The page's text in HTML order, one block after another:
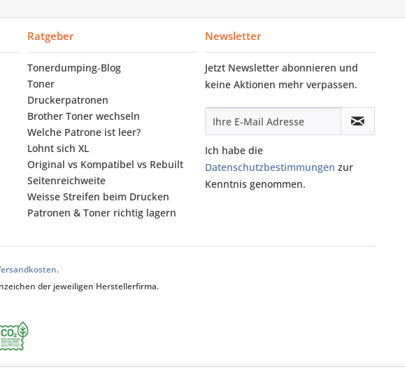
Ratgeber
Tonerdumping‑Blog
Toner
Druckerpatronen
Brother Toner wechseln
Welche Patrone ist leer?
Lohnt sich XL
Original vs Kompatibel vs Rebuilt
Seitenreichweite
Weisse Streifen beim Drucken
Patronen & Toner richtig lagern
Newsletter
Jetzt Newsletter abonnieren und
keine Aktionen mehr verpassen.
Ich habe die
Datenschutzbestimmungen zur
Kenntnis genommen.
.
der jeweiligen Herstellerfirma.